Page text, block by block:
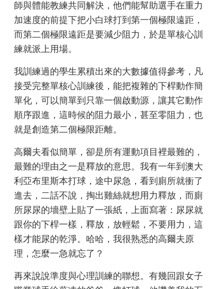
師與體能教練共同解決，他們能幫助選手在重力
加速度的前提下把小白球打到第一個極限遠距，
而第二個極限遠距是要減少阻力，於是單核心訓
練就派上用場。
我訓練過的學生累積出來的大數據值得參考，凡
接受完整單核心訓練後，能把複雜的下桿動作簡
單化，可以簡單到只靠一個啟動源，讓其它動作
順序跟進，這時候的阻力最小，甚至零阻力，也
就是創造第二個極限距離。
高爾夫看似簡單，卻是所有運動項目裡最難的，
最難的理由之一是釋放的意思。我有一年到澳大
利亞布里斯本打球，途中尿急，看到廁所就衝了
進去，二話不說，掏出雞絲就想用力釋放，而廁
所尿尿的墻壁上貼了一張紙，上面寫著：尿尿就
跟你的下桿一樣，釋放，放輕鬆，不要用力，這
樣才能尿的乾淨。哈哈，我很熟悉的高爾夫原
理，怎麼一急就忘了？
再來說說準度與心理訓練的聯想。有幾回跟女子